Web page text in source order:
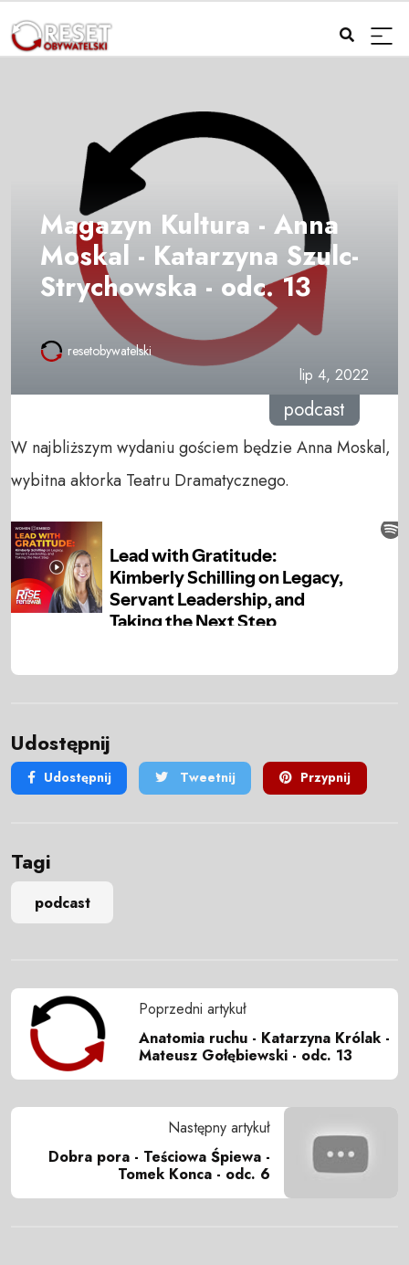
Magazyn Kultura - Anna
Moskal - Katarzyna Szulc-
Strychowska - odc. 13
resetobywatelski
lip 4, 2022
podcast
W najbliższym wydaniu gościem będzie Anna Moskal,
wybitna aktorka Teatru Dramatycznego.
Udostępnij
Udostępnij Tweetnij Przypnij
Tagi
podcast
Poprzedni artykuł
Anatomia ruchu - Katarzyna Królak -
Mateusz Gołębiewski - odc. 13
Następny artykuł
Dobra pora - Teściowa Śpiewa -
Tomek Konca - odc. 6